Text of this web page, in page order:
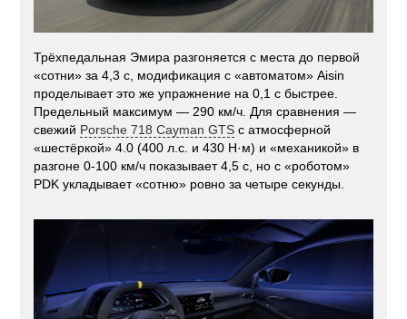
Трёхпедальная Эмира разгоняется с места до первой
«сотни» за 4,3 с, модификация с «автоматом» Aisin
проделывает это же упражнение на 0,1 с быстрее.
Предельный максимум — 290 км/ч. Для сравнения —
свежий Porsche 718 Cayman GTS c атмосферной
«шестёркой» 4.0 (400 л.с. и 430 Н·м) и «механикой» в
разгоне 0-100 км/ч показывает 4,5 с, но c «роботом»
PDK укладывает «сотню» ровно за четыре секунды.